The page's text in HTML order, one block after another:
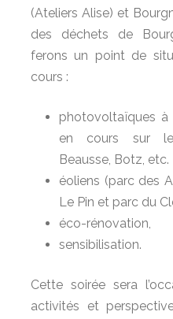
(Ateliers Alise) et
des déchets de
ferons un point de
cours :
photovoltaïques à
en cours sur
Beausse, Botz, etc.
éoliens (parc des
Le Pin et parc du
éco-rénovation,
sensibilisation.
Cette soirée sera
activités et